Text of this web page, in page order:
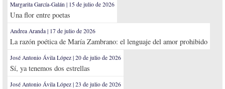
Margarita García-Galán | 15 de julio de 2026
Una flor entre poetas
Andrea Aranda | 17 de julio de 2026
La razón poética de María Zambrano: el lenguaje del amor prohibido
José Antonio Ávila López | 20 de julio de 2026
Sí, ya tenemos dos estrellas
José Antonio Ávila López | 23 de julio de 2026